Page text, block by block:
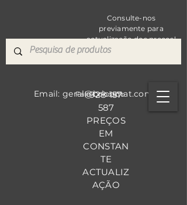
Consulte-nos
previamente para
actualização dos preços!
928 157
587
PREÇOS
EM
CONSTAN
TE
ACTUALIZ
AÇÃO
Fale Conosco
Email: geral@bricomat.com